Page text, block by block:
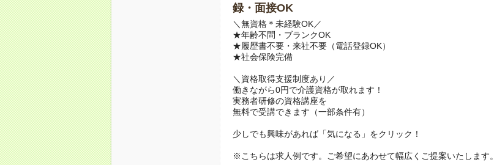
録・面接OK
＼無資格＊未経験OK／
★年齢不問・ブランクOK
★履歴書不要・来社不要（電話登録OK）
★社会保険完備
＼資格取得支援制度あり／
働きながら0円で介護資格が取れます！
実務者研修の資格講座を
無料で受講できます（一部条件有）
少しでも興味があれば「気になる」をクリック！
※こちらは求人例です。ご希望にあわせて幅広くご提案いたします。